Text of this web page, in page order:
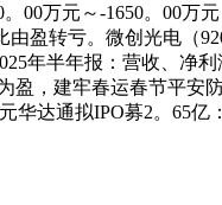
00万元～-1650。00
盈转亏。微创光电（
年半年报：营收、净
盈，建牢春运春节平安
华达通拟IPO募2。65